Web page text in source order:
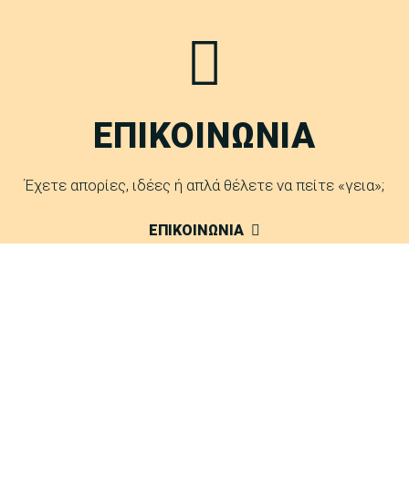
ΕΠΙΚΟΙΝΩΝΙΑ
Έχετε απορίες, ιδέες ή απλά θέλετε να πείτε «γεια»;
ΕΠΙΚΟΙΝΩΝΙΑ